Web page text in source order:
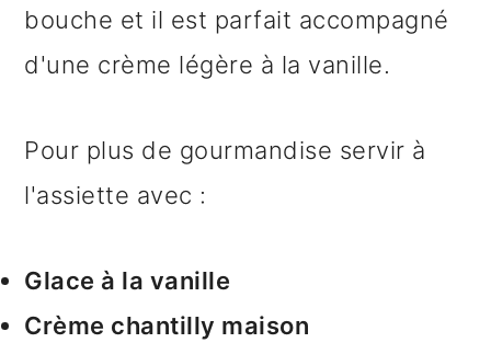
bouche et il est parfait accompagné
d'une crème légère à la vanille.
Pour plus de gourmandise servir à
l'assiette avec :
Glace à la vanille
Crème chantilly maison